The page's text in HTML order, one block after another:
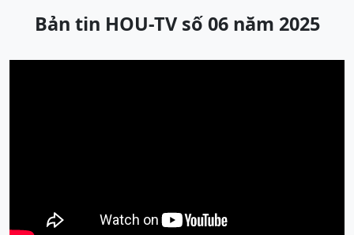
Bản tin HOU-TV số 06 năm 2025